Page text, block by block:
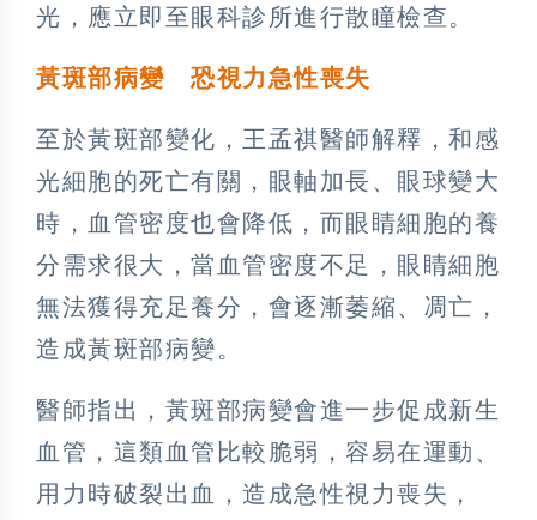
光，應立即至眼科診所進行散瞳檢查。
黃斑部病變 恐視力急性喪失
至於黃斑部變化，王孟祺醫師解釋，和感
光細胞的死亡有關，眼軸加長、眼球變大
時，血管密度也會降低，而眼睛細胞的養
分需求很大，當血管密度不足，眼睛細胞
無法獲得充足養分，會逐漸萎縮、凋亡，
造成黃斑部病變。
醫師指出，黃斑部病變會進一步促成新生
血管，這類血管比較脆弱，容易在運動、
用力時破裂出血，造成急性視力喪失，